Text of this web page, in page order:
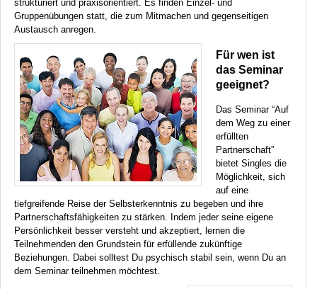
strukturiert und praxisorientiert. Es finden Einzel- und
Gruppenübungen statt, die zum Mitmachen und gegenseitigen
Austausch anregen.
Für wen ist
das Seminar
geeignet?
Das Seminar “Auf
dem Weg zu einer
erfüllten
Partnerschaft”
bietet Singles die
Möglichkeit, sich
auf eine
tiefgreifende Reise der Selbsterkenntnis zu begeben und ihre
Partnerschaftsfähigkeiten zu stärken. Indem jeder seine eigene
Persönlichkeit besser versteht und akzeptiert, lernen die
Teilnehmenden den Grundstein für erfüllende zukünftige
Beziehungen. Dabei solltest Du psychisch stabil sein, wenn Du an
dem Seminar teilnehmen möchtest.